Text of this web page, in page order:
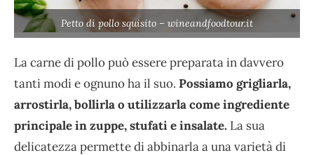
Petto di pollo squisito – wineandfoodtour.it
La carne di pollo può essere preparata in davvero
tanti modi e ognuno ha il suo. Possiamo grigliarla,
arrostirla, bollirla o utilizzarla come ingrediente
principale in zuppe, stufati e insalate. La sua
delicatezza permette di abbinarla a una varietà di